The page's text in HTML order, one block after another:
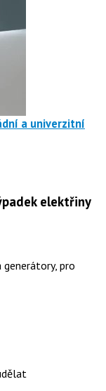
a univerzitní
elektřiny
pro